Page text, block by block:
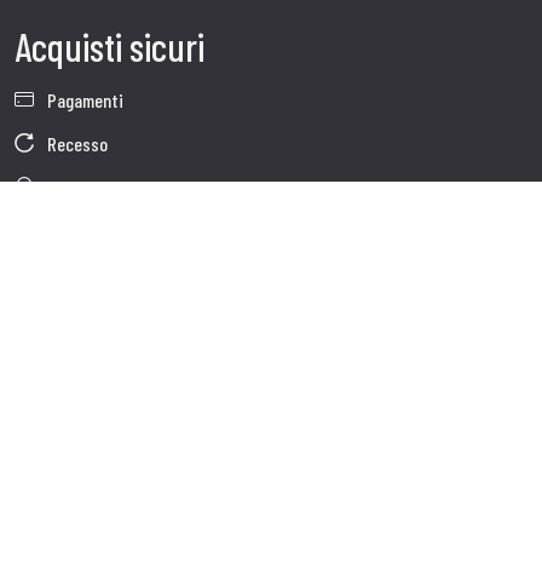
Acquisti sicuri
Pagamenti
Recesso
Garanzia